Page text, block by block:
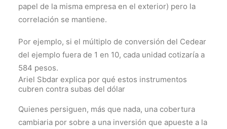
papel de la misma empresa en el exterior) pero la
correlación se mantiene.
Por ejemplo, si el múltiplo de conversión del Cedear
del ejemplo fuera de 1 en 10, cada unidad cotizaría a
584 pesos.
Ariel Sbdar explica por qué estos instrumentos
cubren contra subas del dólar
Quienes persiguen, más que nada, una cobertura
cambiaria por sobre a una inversión que apueste a la